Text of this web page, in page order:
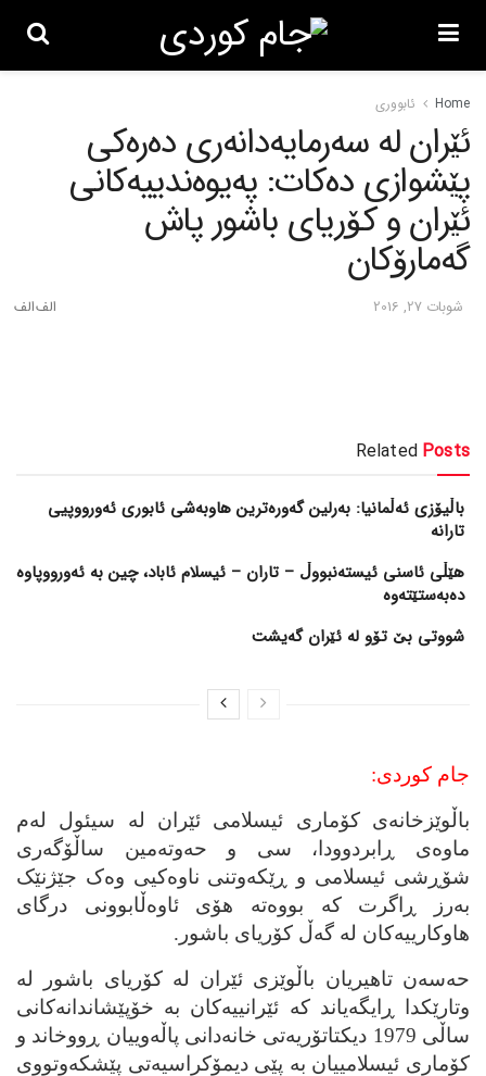
Home ئابووری
ئێران له‌ سه‌رمایه‌دانه‌ری ده‌ره‌کی
پێشوازی ده‌کات: په‌یوه‌ندییه‌کانی
ئێران و کۆریای باشور پاش
گه‌مارۆکان
شوبات 27, 2016
Related Posts
باڵیۆزی ئەڵمانیا: بەرلین گەورەترین هاوبەشی ئابوری ئەورووپیی
تارانە
هێڵی ئاسنی ئیستەنبووڵ – تاران – ئیسلام ئاباد، چین بە ئەورووپاوە
دەبەستێتەوە
شووتی بێ تۆو لە ئێران گەیشت
جام کوردی:
باڵوێزخانه‌ی کۆماری ئیسلامی ئێران له‌ سیئول له‌م
ماوه‌ی ڕابردوودا، سی و حه‌وته‌مین ساڵۆگه‌ری
شۆڕشی ئیسلامی و ڕێکه‌وتنی ناوه‌کیی وه‌ک جێژنێک
به‌رز ڕاگرت که‌ بووه‌ته‌ هۆی ئاوه‌ڵابوونی درگای
هاوکارییه‌کان له‌ گه‌ڵ کۆریای باشور.
حه‌سه‌ن تاهیریان باڵوێزی ئێران له‌ کۆریای باشور له‌
وتارێکدا ڕایگه‌یاند که‌ ئێرانییه‌کان به‌ خۆپێشاندانه‌کانی
ساڵی 1979 دیکتاتۆریه‌تی خانه‌دانی پاڵه‌وییان ڕووخاند و
کۆماری ئیسلامییان به‌ پێی دیمۆکراسیه‌تی پێشکه‌وتووی